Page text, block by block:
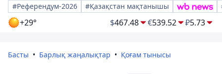
#Референдум-2026
#Қазақстан мақтанышы
+29° $467.48 €539.52 ₽5.73
Басты Барлық жаңалықтар Қоғам тынысы